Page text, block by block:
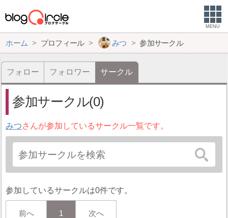
MENU
ホーム プロフィール みつ 参加サークル
フォロー フォロワー サークル
参加サークル(0)
みつさんが参加しているサークル一覧です。
参加しているサークルは0件です。
前へ 1 次へ